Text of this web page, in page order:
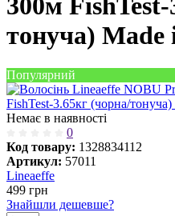
300м
тонуча) Made
Популярний
Немає в наявності
0
Код товару: 1328834112
Артикул: 57011
Lineaeffe
499 грн
Знайшли дешевше?